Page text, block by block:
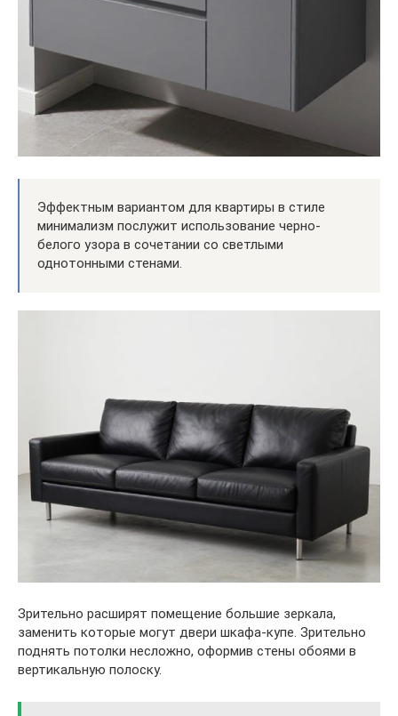
Эффектным вариантом для квартиры в стиле
минимализм послужит использование черно-
белого узора в сочетании со светлыми
однотонными стенами.
Зрительно расширят помещение большие зеркала,
заменить которые могут двери шкафа-купе. Зрительно
поднять потолки несложно, оформив стены обоями в
вертикальную полоску.